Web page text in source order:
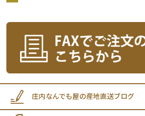
庄内なんでも屋の産地直送ブログ